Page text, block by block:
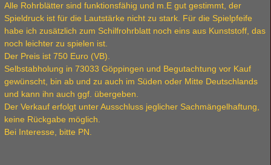
Alle Rohrblätter sind funktionsfähig und m.E gut gestimmt, der
Spieldruck ist für die Lautstärke nicht zu stark. Für die Spielpfeife
habe ich zusätzlich zum Schilfrohrblatt noch eins aus Kunststoff, das
noch leichter zu spielen ist.
Der Preis ist 750 Euro (VB).
Selbstabholung in 73033 Göppingen und Begutachtung vor Kauf
gewünscht, bin ab und zu auch im Süden oder Mitte Deutschlands
und kann ihn auch ggf. übergeben.
Der Verkauf erfolgt unter Ausschluss jeglicher Sachmängelhaftung,
keine Rückgabe möglich.
Bei Interesse, bitte PN.